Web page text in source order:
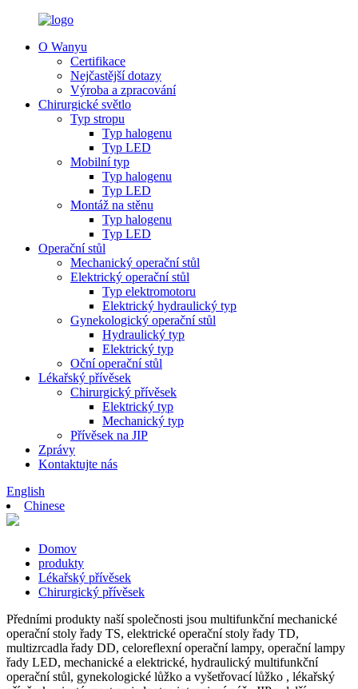
O Wanyu
Certifikace
Nejčastější dotazy
Výroba a zpracování
Chirurgické světlo
Typ stropu
Typ halogenu
Typ LED
Mobilní typ
Typ halogenu
Typ LED
Montáž na stěnu
Typ halogenu
Typ LED
Operační stůl
Mechanický operační stůl
Elektrický operační stůl
Typ elektromotoru
Elektrický hydraulický typ
Gynekologický operační stůl
Hydraulický typ
Elektrický typ
Oční operační stůl
Lékařský přívěsek
Chirurgický přívěsek
Elektrický typ
Mechanický typ
Přívěsek na JIP
Zprávy
Kontaktujte nás
English
Chinese
Domov
produkty
Lékařský přívěsek
Chirurgický přívěsek
Předními produkty naší společnosti jsou multifunkční mechanické
operační stoly řady TS, elektrické operační stoly řady TD,
multizrcadla řady DD, celoreflexní operační lampy, operační lampy
řady LED, mechanické a elektrické, hydraulický multifunkční
operační stůl, gynekologické lůžko a vyšetřovací lůžko , lékařský